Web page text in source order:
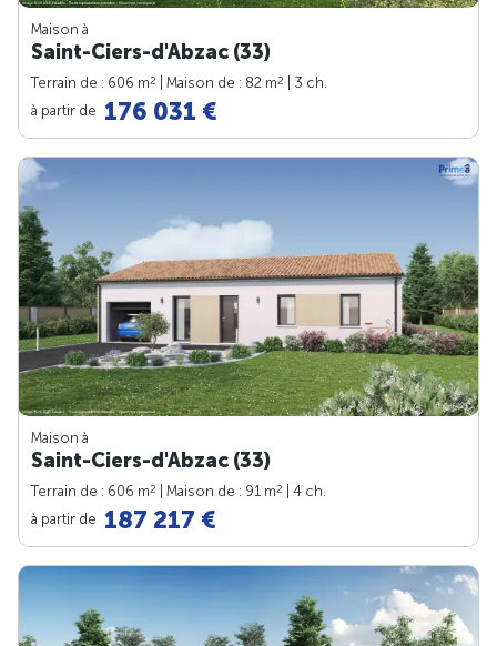
Maison à
Saint-Ciers-d'Abzac (33)
Terrain de : 606 m2 | Maison de : 82 m2
| 3 ch.
à partir de 176 031 €
Maison à
Saint-Ciers-d'Abzac (33)
Terrain de : 606 m2 | Maison de : 91 m2
| 4 ch.
à partir de 187 217 €